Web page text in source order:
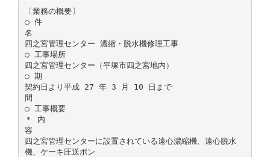
〔業務の概要〕
○ 件
名
四之宮管理センター 濃縮・脱水機修理工事
○ 工事場所
四之宮管理センター（平塚市四之宮地内）
○ 期
契約日より平成 27 年 3 月 10 日まで
間
○ 工事概要
＊ 内
容
四之宮管理センターに設置されている遠心濃縮機、遠心脱水
機、ケーキ圧送ポン